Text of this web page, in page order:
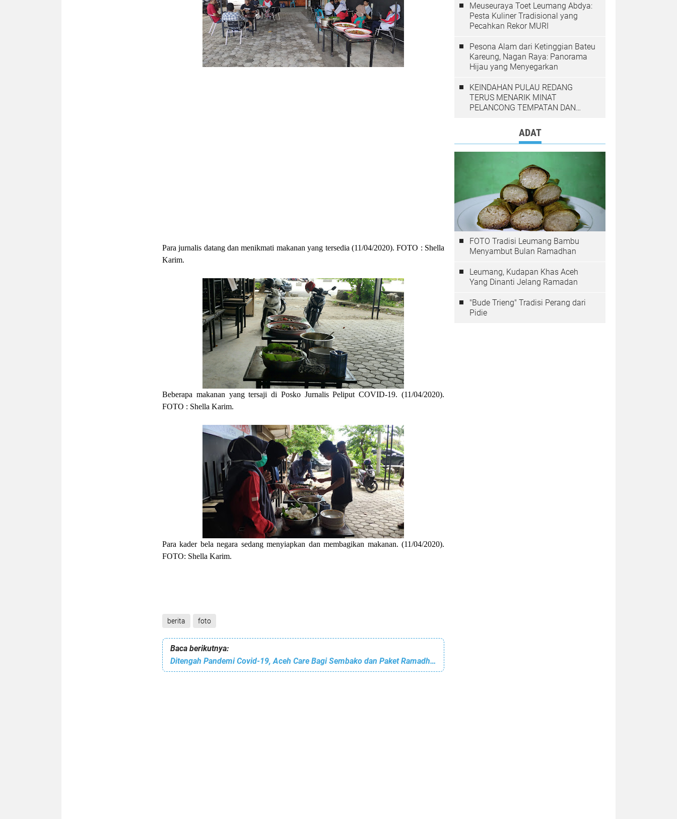
Para jurnalis datang dan menikmati makanan yang tersedia (11/04/2020). FOTO : Shella
Karim.
Beberapa makanan yang tersaji di Posko Jurnalis Peliput COVID-19. (11/04/2020).
FOTO : Shella Karim.
Para kader bela negara sedang menyiapkan dan membagikan makanan. (11/04/2020).
FOTO: Shella Karim.
berita foto
Baca berikutnya:
Ditengah Pandemi Covid-19, Aceh Care Bagi Sembako dan Paket Ramadhan
Meuseuraya Toet Leumang Abdya:
Pesta Kuliner Tradisional yang
Pecahkan Rekor MURI
Pesona Alam dari Ketinggian Bateu
Kareung, Nagan Raya: Panorama
Hijau yang Menyegarkan
KEINDAHAN PULAU REDANG
TERUS MENARIK MINAT
PELANCONG TEMPATAN DAN
ADAT
FOTO Tradisi Leumang Bambu
Menyambut Bulan Ramadhan
Leumang, Kudapan Khas Aceh
Yang Dinanti Jelang Ramadan
"Bude Trieng" Tradisi Perang dari
Pidie